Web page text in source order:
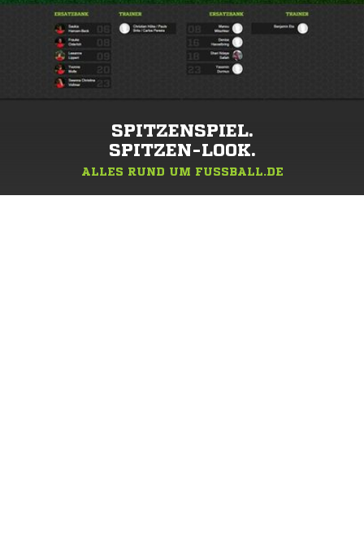
SPITZENSPIEL.
SPITZEN-LOOK.
ALLES RUND UM FUSSBALL.DE